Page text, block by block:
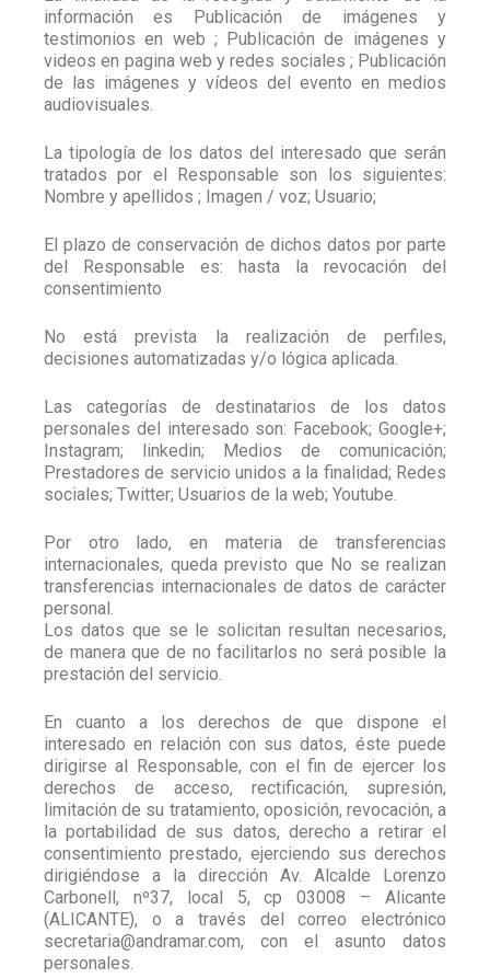
información es Publicación de imágenes y
testimonios en web ; Publicación de imágenes y
videos en pagina web y redes sociales ; Publicación
de las imágenes y vídeos del evento en medios
audiovisuales.
La tipología de los datos del interesado que serán
tratados por el Responsable son los siguientes:
Nombre y apellidos ; Imagen / voz; Usuario;
El plazo de conservación de dichos datos por parte
del Responsable es: hasta la revocación del
consentimiento
No está prevista la realización de perfiles,
decisiones automatizadas y/o lógica aplicada.
Las categorías de destinatarios de los datos
personales del interesado son: Facebook; Google+;
Instagram; linkedin; Medios de comunicación;
Prestadores de servicio unidos a la finalidad; Redes
sociales; Twitter; Usuarios de la web; Youtube.
Por otro lado, en materia de transferencias
internacionales, queda previsto que No se realizan
transferencias internacionales de datos de carácter
personal.
Los datos que se le solicitan resultan necesarios,
de manera que de no facilitarlos no será posible la
prestación del servicio.
En cuanto a los derechos de que dispone el
interesado en relación con sus datos, éste puede
dirigirse al Responsable, con el fin de ejercer los
derechos de acceso, rectificación, supresión,
limitación de su tratamiento, oposición, revocación, a
la portabilidad de sus datos, derecho a retirar el
consentimiento prestado, ejerciendo sus derechos
dirigiéndose a la dirección Av. Alcalde Lorenzo
Carbonell, nº37, local 5, cp 03008 – Alicante
(ALICANTE), o a través del correo electrónico
secretaria@andramar.com, con el asunto datos
personales.